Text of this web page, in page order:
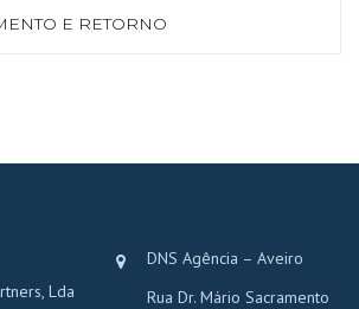
E RETORNO
Lda
DNS Agência – Aveiro
Rua Dr. Mário Sacramento